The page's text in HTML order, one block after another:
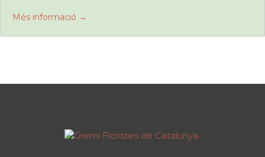
Més informació